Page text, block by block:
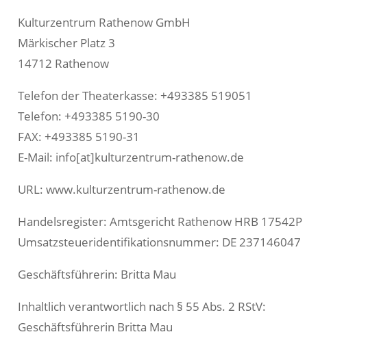
Kulturzentrum Rathenow GmbH
Märkischer Platz 3
14712 Rathenow
Telefon der Theaterkasse: +493385 519051
Telefon: +493385 5190-30
FAX: +493385 5190-31
E-Mail: info[at]kulturzentrum-rathenow.de
URL: www.kulturzentrum-rathenow.de
Handelsregister: Amtsgericht Rathenow HRB 17542P
Umsatzsteueridentifikationsnummer: DE 237146047
Geschäftsführerin: Britta Mau
Inhaltlich verantwortlich nach § 55 Abs. 2 RStV:
Geschäftsführerin Britta Mau